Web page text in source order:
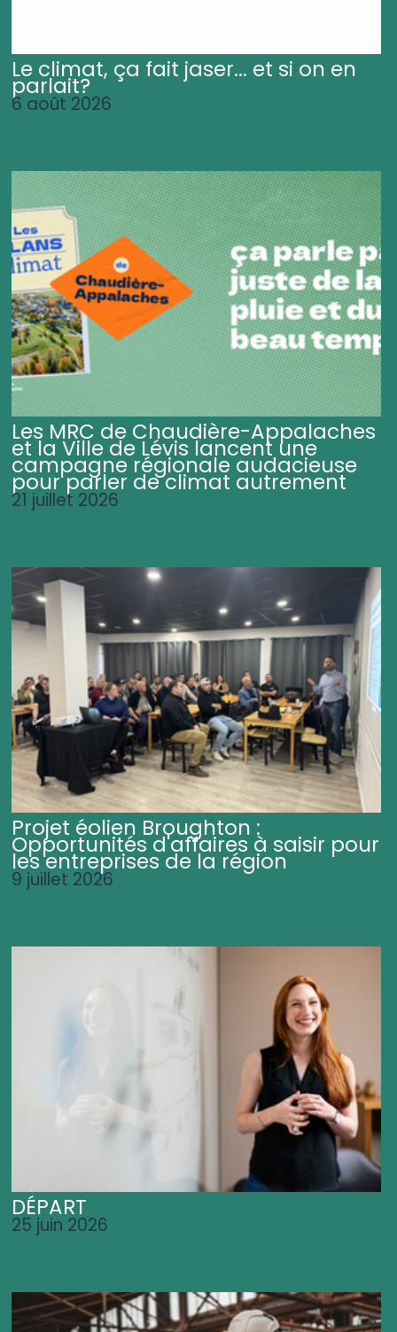
Le climat, ça fait jaser... et si on en
parlait?
6 août 2026
Les MRC de Chaudière-Appalaches
et la Ville de Lévis lancent une
campagne régionale audacieuse
pour parler de climat autrement
21 juillet 2026
Projet éolien Broughton :
Opportunités d'affaires à saisir pour
les entreprises de la région
9 juillet 2026
DÉPART
25 juin 2026